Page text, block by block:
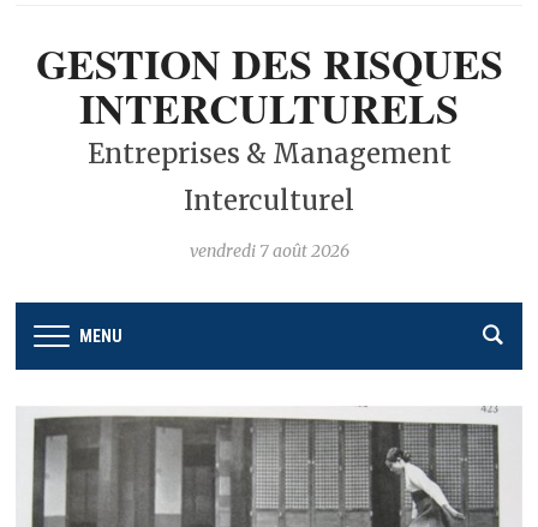
GESTION DES RISQUES
INTERCULTURELS
Entreprises & Management
Interculturel
vendredi 7 août 2026
MENU